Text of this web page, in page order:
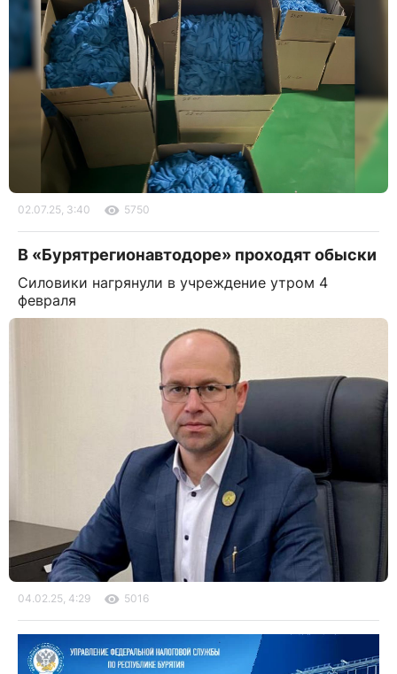
02.07.25, 3:40 5750
В «Бурятрегионавтодоре» проходят обыски
Силовики нагрянули в учреждение утром 4
февраля
04.02.25, 4:29 5016